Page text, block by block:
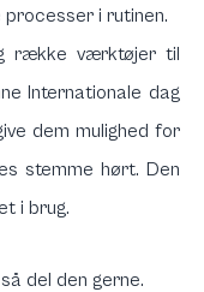
i rutinen.
række værktøjer til
Internationale dag
dem mulighed for
stemme hørt. Den
i brug.
del den gerne.